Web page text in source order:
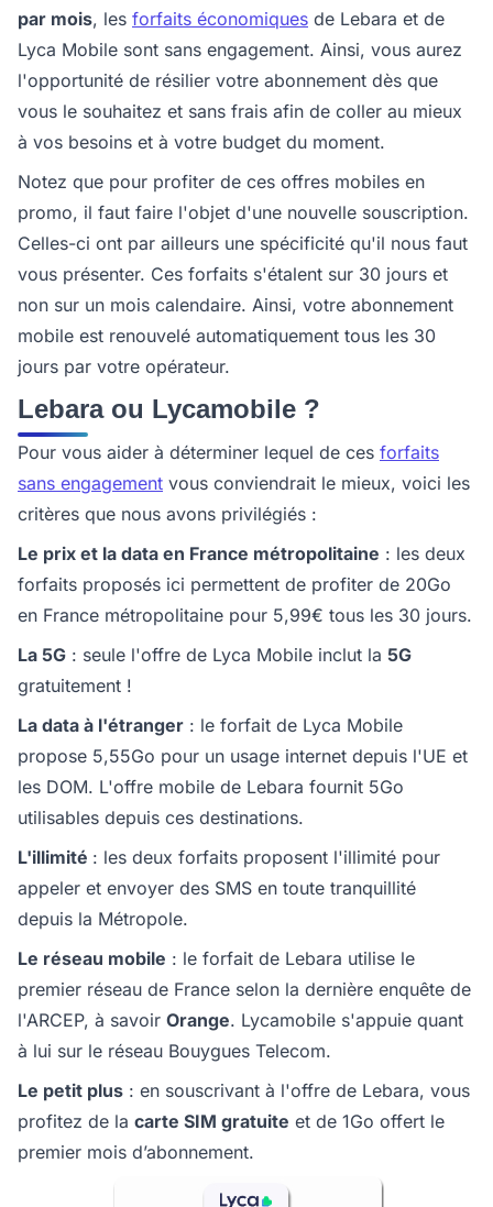
par mois, les forfaits économiques de Lebara et de
Lyca Mobile sont sans engagement. Ainsi, vous aurez
l'opportunité de résilier votre abonnement dès que
vous le souhaitez et sans frais afin de coller au mieux
à vos besoins et à votre budget du moment.
Notez que pour profiter de ces offres mobiles en
promo, il faut faire l'objet d'une nouvelle souscription.
Celles-ci ont par ailleurs une spécificité qu'il nous faut
vous présenter. Ces forfaits s'étalent sur 30 jours et
non sur un mois calendaire. Ainsi, votre abonnement
mobile est renouvelé automatiquement tous les 30
jours par votre opérateur.
Lebara ou Lycamobile ?
Pour vous aider à déterminer lequel de ces forfaits
sans engagement vous conviendrait le mieux, voici les
critères que nous avons privilégiés :
Le prix et la data en France métropolitaine : les deux
forfaits proposés ici permettent de profiter de 20Go
en France métropolitaine pour 5,99€ tous les 30 jours.
La 5G : seule l'offre de Lyca Mobile inclut la 5G
gratuitement !
La data à l'étranger : le forfait de Lyca Mobile
propose 5,55Go pour un usage internet depuis l'UE et
les DOM. L'offre mobile de Lebara fournit 5Go
utilisables depuis ces destinations.
L'illimité : les deux forfaits proposent l'illimité pour
appeler et envoyer des SMS en toute tranquillité
depuis la Métropole.
Le réseau mobile : le forfait de Lebara utilise le
premier réseau de France selon la dernière enquête de
l'ARCEP, à savoir Orange. Lycamobile s'appuie quant
à lui sur le réseau Bouygues Telecom.
Le petit plus : en souscrivant à l'offre de Lebara, vous
profitez de la carte SIM gratuite et de 1Go offert le
premier mois d’abonnement.